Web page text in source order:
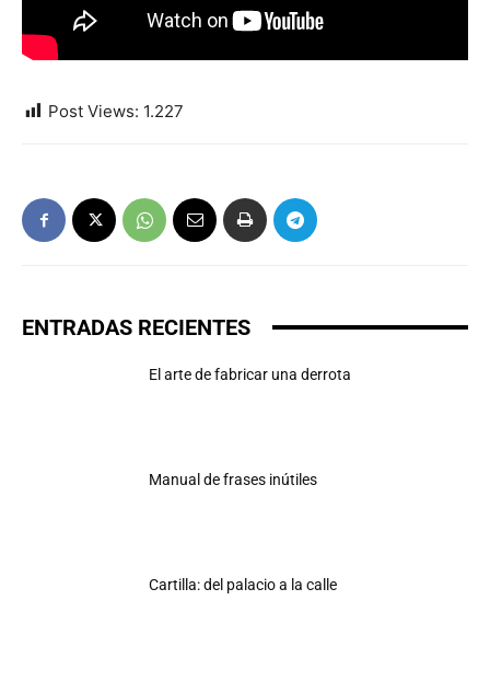
Post Views: 1.227
ENTRADAS RECIENTES
El arte de fabricar una derrota
Manual de frases inútiles
Cartilla: del palacio a la calle